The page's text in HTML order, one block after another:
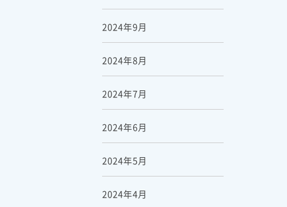
2024年9月
2024年8月
2024年7月
2024年6月
2024年5月
2024年4月